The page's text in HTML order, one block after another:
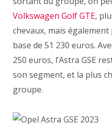
Volkswagen Golf GTE,
chevaux, mais
base de 51 230 euros.
250 euros, l’Astra GSE
son segment, et la plus
groupe.